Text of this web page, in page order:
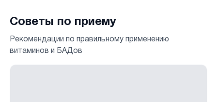
Советы по приему
Рекомендации по правильному применению
витаминов и БАДов